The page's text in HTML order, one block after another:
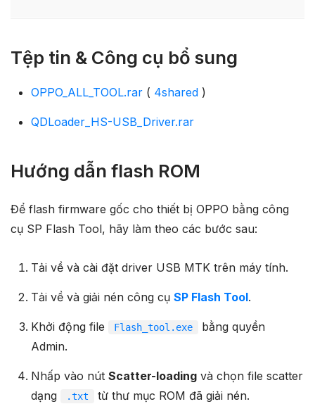
Tệp tin & Công cụ bổ sung
OPPO_ALL_TOOL.rar( 4shared)
QDLoader_HS-USB_Driver.rar
Hướng dẫn flash ROM
Để flash firmware gốc cho thiết bị OPPO bằng công
cụ SP Flash Tool, hãy làm theo các bước sau:
Tải về và cài đặt driver USB MTK trên máy tính.
Tải về và giải nén công cụ SP Flash Tool.
Khởi động file Flash_tool.exe
bằng quyền
Admin.
Nhấp vào nút Scatter-loadingvà chọn file scatter
dạng
.txt từ thư mục ROM đã giải nén.